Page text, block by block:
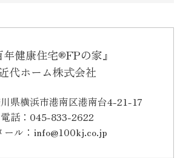
年健康住宅®FPの家』
代ホーム株式会社
県横浜市港南区港南台4-21-17
電話：045-833-2622
ール：info@100kj.co.jp